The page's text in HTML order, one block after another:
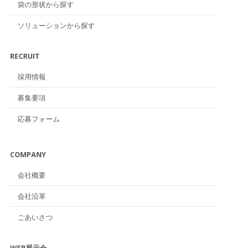
袋の形状から探す
ソリューションから探す
RECRUIT
採用情報
募集要項
応募フォーム
COMPANY
会社概要
会社沿革
ごあいさつ